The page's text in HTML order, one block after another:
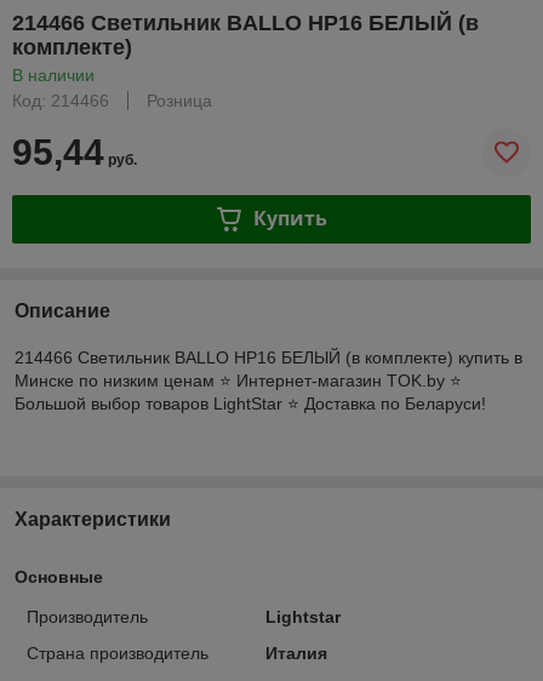
214466 Светильник BALLO HP16 БЕЛЫЙ (в
комплекте)
В наличии
Код: 214466
Розница
95,44 руб.
Купить
Описание
214466 Светильник BALLO HP16 БЕЛЫЙ (в комплекте) купить в
Минске по низким ценам ⭐️ Интернет-магазин TOK.by ⭐️
Большой выбор товаров LightStar ⭐️ Доставка по Беларуси!
Характеристики
Основные
Производитель
Lightstar
Страна производитель
Италия